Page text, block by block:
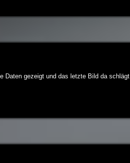
Daten gezeigt und das letzte Bild da schlägt